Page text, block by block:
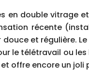
en double vitrage
récente
et régulière.
le télétravail ou
offre encore un joli